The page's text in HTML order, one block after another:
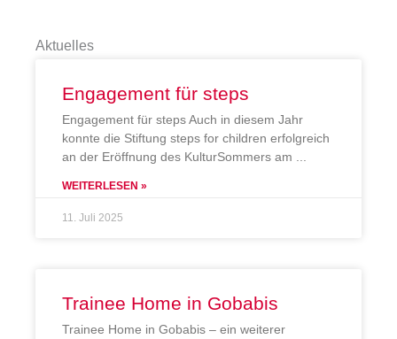
Aktuelles
Engagement für steps
Engagement für steps Auch in diesem Jahr
konnte die Stiftung steps for children erfolgreich
an der Eröffnung des KulturSommers am
WEITERLESEN »
11. Juli 2025
Trainee Home in Gobabis
Trainee Home in Gobabis – ein weiterer